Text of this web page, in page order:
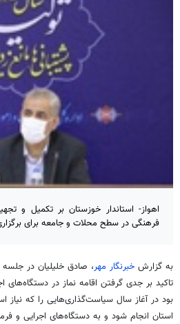
اهواز- استاندار خوزستان بر تکمیل و
فرهنگی در سطح محلات و جامعه برای
به گزارش خبرنگار مهر، صادق خلیلیان در جلسه
تاکید بر جدی گرفتن اقامه نماز در دستگاه‌های
بود در آغاز سال سیاست‌گذاری‌هایی را که
استان انجام شود و به دستگاه‌های اجرایی و